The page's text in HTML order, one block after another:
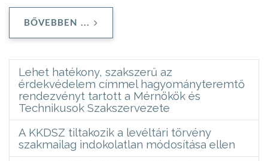
BŐVEBBEN ...
Lehet hatékony, szakszerű az
érdekvédelem címmel hagyományteremtő
rendezvényt tartott a Mérnökök és
Technikusok Szakszervezete
A KKDSZ tiltakozik a levéltári törvény
szakmailag indokolatlan módosítása ellen